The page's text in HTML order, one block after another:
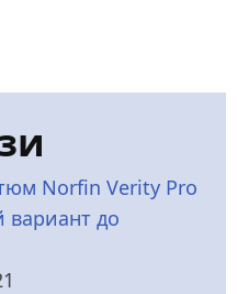
Norfin Verity Pro
вариант до